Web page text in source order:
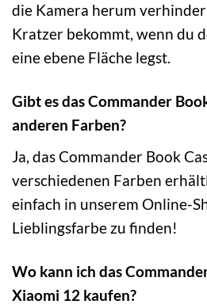
die Kamera herum
Kratzer bekommt, wenn du
eine ebene Fläche legst.
Gibt es das Commander
anderen Farben?
Ja, das Commander Book
verschiedenen Farben
einfach in unserem Online-
Lieblingsfarbe zu finden!
Wo kann ich das
Xiaomi 12 kaufen?